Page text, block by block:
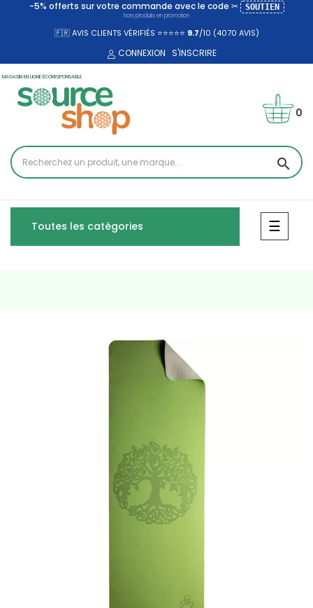
-5% offerts sur votre commande avec le code ✂ SOUTIEN
hors produits en promotion
🇫🇷 AVIS CLIENTS VÉRIFIÉS ⭐⭐⭐⭐⭐ 9.7/10 (4070 AVIS)
CONNEXION S'INSCRIRE
MAGASIN EN LIGNE ÉCORESPONSABLE
search
0
Toutes les catégories ☰